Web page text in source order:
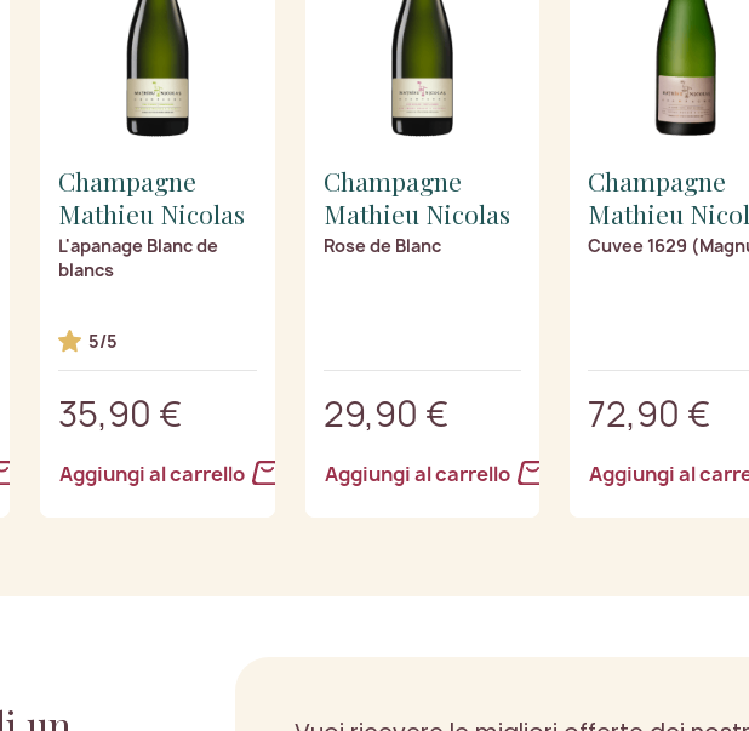
Champagne
Mathieu Nicolas
L'apanage Blanc de
blancs
5/5
35,90 €
Aggiungi al carrello
Champagne
Mathieu Nicolas
Rose de Blanc
29,90 €
Aggiungi al carrello
Champagne
Mathieu
Cuvee 1629
72,90 €
Aggiungi al